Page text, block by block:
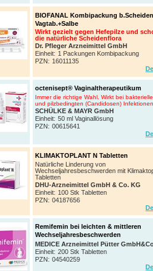
BIOFANAL Kombipackung
Vagtab.+Salbe
Wirkt gezielt gegen Hefepilze und
die natürliche Scheidenflora
Dr. Pfleger Arzneimittel GmbH
Einheit: 1 Packungen Kombipackung
PZN : 16011135
octenisept® Vaginaltherapeutikum
Immer die richtige Wahl. Wirkt bei
und pilzbedingten (Candidosen) Infektionen.
SCHÜLKE & MAYR GmbH
Einheit: 50 ml Vaginallösung
PZN: 00615641
KLIMAKTOPLANT N Tabletten
Natürliche Linderung von
Wechseljahresbeschwerden mit
Tabletten
DHU-Arzneimittel GmbH & Co. KG
Einheit: 100 Stk Tabletten
PZN: 04187656
Remifemin bei leichten & mittleren
Wechseljahresbeschwerden
MEDICE Arzneimittel Pütter
Einheit: 200 Stk Tabletten
PZN: 04540259